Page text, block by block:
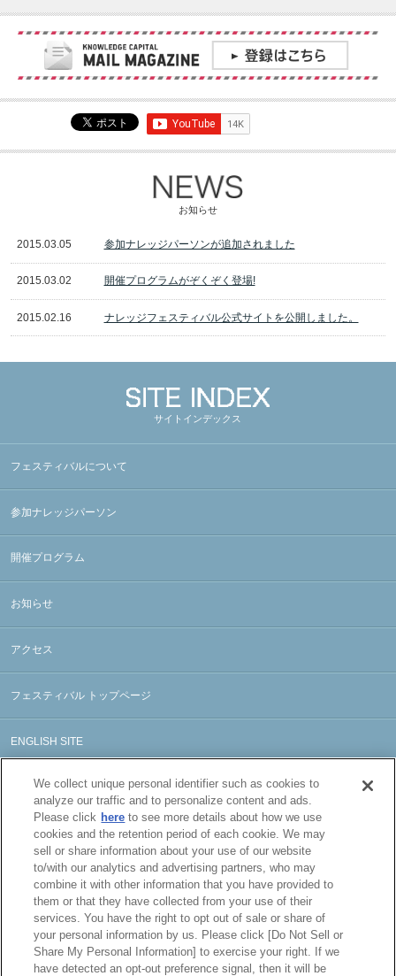
お知らせ
2015.03.05 参加ナレッジパーソンが追加されました
2015.03.02 開催プログラムがぞくぞく登場!
2015.02.16 ナレッジフェスティバル公式サイトを公開しました。
サイトインデックス
フェスティバルについて
参加ナレッジパーソン
開催プログラム
お知らせ
アクセス
フェスティバル トップページ
ENGLISH SITE
We collect unique personal identifier such as cookies to
analyze our traffic and to personalize content and ads.
Please click here to see more details about how we use
cookies and the retention period of each cookie. We may
sell or share information about your use of our website
to/with our analytics and advertising partners, who may
combine it with other information that you have provided to
them or that they have collected from your use of their
services. You have the right to opt out of sale or share of
your personal information by us. Please click [Do Not Sell or
Share My Personal Information] to exercise your right. If we
have detected an opt-out preference signal, then it will be